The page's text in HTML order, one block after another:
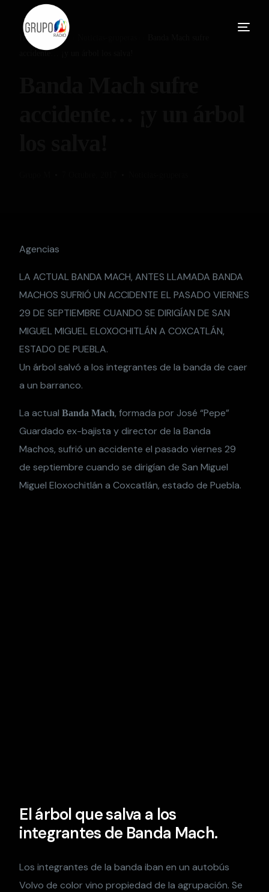
Home Blog
accidente… ¡y un árbol los salva!
Agencias
LA ACTUAL BANDA MACH, ANTES LLAMADA BANDA
MACHOS SUFRIÓ UN ACCIDENTE EL PASADO VIERNES
29 DE SEPTIEMBRE CUANDO SE DIRIGÍAN DE SAN
MIGUEL MIGUEL ELOXOCHITLÁN A COXCATLÁN,
ESTADO DE PUEBLA.
Un árbol salvó a los integrantes de la banda de caer
a un barranco.
La actualBanda Mach, formada por José “Pepe”
Guardado ex-bajista y director de la Banda
Machos, sufrió un accidente el pasado viernes 29
de septiembre cuando se dirigían de San Miguel
Miguel Eloxochitlán a Coxcatlán, estado de Puebla.
El árbol que salva a los
integrantes de Banda Mach.
Los integrantes de la banda iban en un autobús
Volvo de color vino propiedad de la agrupación. Se